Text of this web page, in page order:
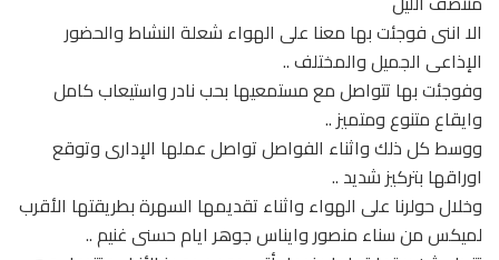
الا اننى فوجئت بها معنا على الهواء شعلة النشاط والحضور
الإذاعى الجميل والمختلف ..
وفوجئت بها تتواصل مع مستمعيها بحب نادر واستيعاب كامل
وايقاع متنوع ومتميز ..
ووسط كل ذلك واثناء الفواصل تواصل عملها الإدارى وتوقع
اوراقها بتركيز شديد ..
وخلال حولرنا على الهواء واثناء تقديمها السهرة بطريقتها الأقرب
لميكس من سناء منصور وايناس جوهر ايام حسنى غنيم ..